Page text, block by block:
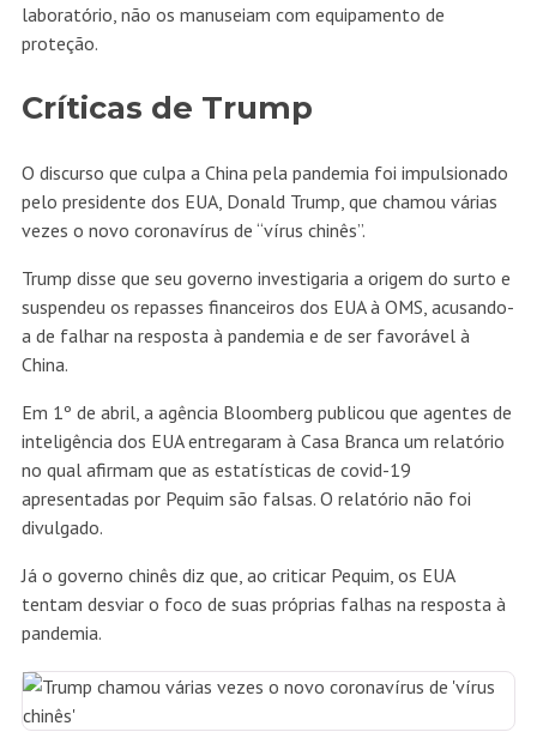
laboratório, não os manuseiam com equipamento de
proteção.
Críticas de Trump
O discurso que culpa a China pela pandemia foi impulsionado
pelo presidente dos EUA, Donald Trump, que chamou várias
vezes o novo coronavírus de “vírus chinês”.
Trump disse que seu governo investigaria a origem do surto e
suspendeu os repasses financeiros dos EUA à OMS, acusando-
a de falhar na resposta à pandemia e de ser favorável à
China.
Em 1º de abril, a agência Bloomberg publicou que agentes de
inteligência dos EUA entregaram à Casa Branca um relatório
no qual afirmam que as estatísticas de covid-19
apresentadas por Pequim são falsas. O relatório não foi
divulgado.
Já o governo chinês diz que, ao criticar Pequim, os EUA
tentam desviar o foco de suas próprias falhas na resposta à
pandemia.